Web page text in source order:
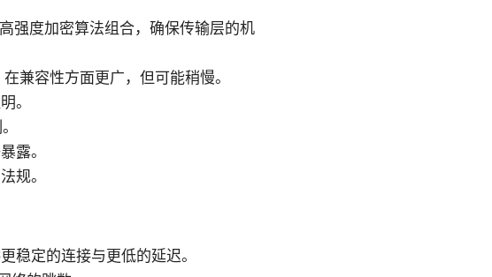
强度加密算法组合，确保传输层的机
兼容性方面更广，但可能稍慢。
。
露。
规。
稳定的连接与更低的延迟。